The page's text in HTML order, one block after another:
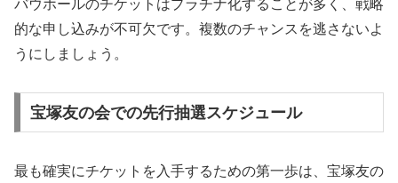
バウホールのチケットはプラチナ化することが多く、戦略
的な申し込みが不可欠です。複数のチャンスを逃さないよ
うにしましょう。
宝塚友の会での先行抽選スケジュール
最も確実にチケットを入手するための第一歩は、宝塚友の